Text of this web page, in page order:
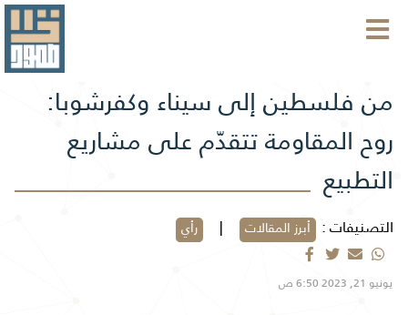
من فلسطين إلى سيناء وكفرشوبا:
روح المقاومة تتقدّم على مشاريع
التطبيع
التصنيفات : أبرز المقالات | رأي
يونيو 21, 2023 6:50 ص